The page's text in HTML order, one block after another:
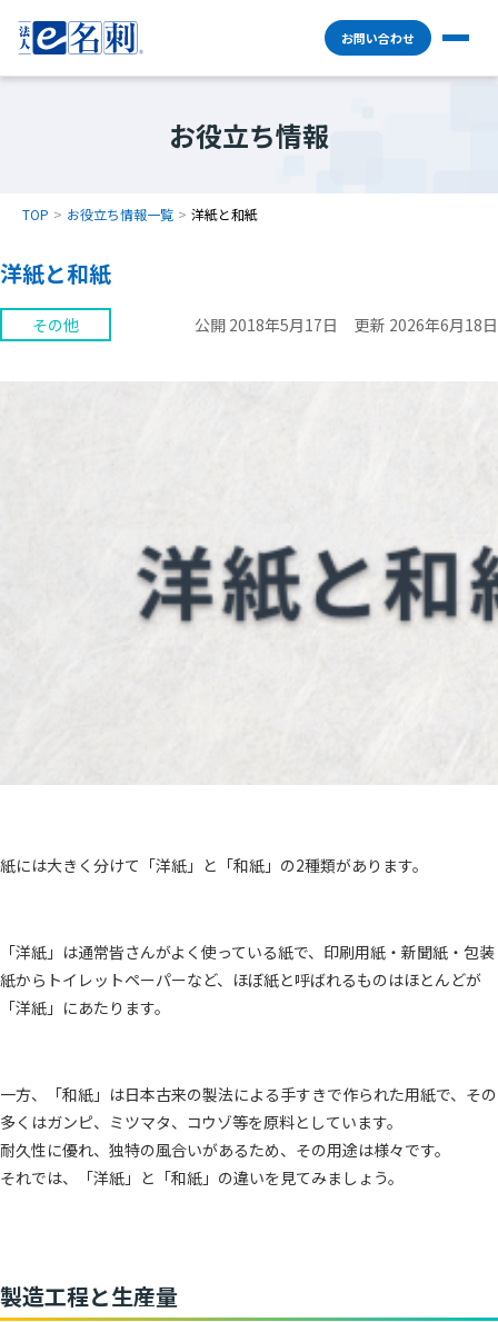
お問い合わせ
お役立ち情報
TOP お役立ち情報一覧 洋紙と和紙
洋紙と和紙
その他 公開 2018年5月17日 更新 2026年6月18日
紙には大きく分けて「洋紙」と「和紙」の2種類があります。
「洋紙」は通常皆さんがよく使っている紙で、印刷用紙・新聞紙・包装
紙からトイレットペーパーなど、ほぼ紙と呼ばれるものはほとんどが
「洋紙」にあたります。
一方、「和紙」は日本古来の製法による手すきで作られた用紙で、その
多くはガンピ、ミツマタ、コウゾ等を原料としています。
耐久性に優れ、独特の風合いがあるため、その用途は様々です。
それでは、「洋紙」と「和紙」の違いを見てみましょう。
製造工程と生産量